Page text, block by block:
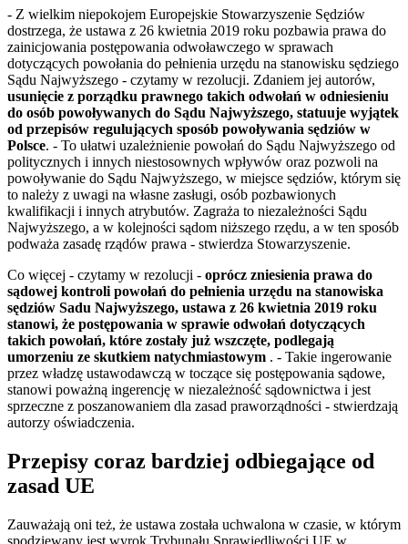
- Z wielkim niepokojem Europejskie Stowarzyszenie Sędziów
dostrzega, że ustawa z 26 kwietnia 2019 roku pozbawia prawa do
zainicjowania postępowania odwoławczego w sprawach
dotyczących powołania do pełnienia urzędu na stanowisku sędziego
Sądu Najwyższego - czytamy w rezolucji. Zdaniem jej autorów,
usunięcie z porządku prawnego takich odwołań w odniesieniu
do osób powoływanych do Sądu Najwyższego, statuuje wyjątek
od przepisów regulujących sposób powoływania sędziów w
Polsce. - To ułatwi uzależnienie powołań do Sądu Najwyższego od
politycznych i innych niestosownych wpływów oraz pozwoli na
powoływanie do Sądu Najwyższego, w miejsce sędziów, którym się
to należy z uwagi na własne zasługi, osób pozbawionych
kwalifikacji i innych atrybutów. Zagraża to niezależności Sądu
Najwyższego, a w kolejności sądom niższego rzędu, a w ten sposób
podważa zasadę rządów prawa - stwierdza Stowarzyszenie.
Co więcej - czytamy w rezolucji - oprócz zniesienia prawa do
sądowej kontroli powołań do pełnienia urzędu na stanowiska
sędziów Sadu Najwyższego, ustawa z 26 kwietnia 2019 roku
stanowi, że postępowania w sprawie odwołań dotyczących
takich powołań, które zostały już wszczęte, podlegają
umorzeniu ze skutkiem natychmiastowym . - Takie ingerowanie
przez władzę ustawodawczą w toczące się postępowania sądowe,
stanowi poważną ingerencję w niezależność sądownictwa i jest
sprzeczne z poszanowaniem dla zasad praworządności - stwierdzają
autorzy oświadczenia.
Przepisy coraz bardziej odbiegające od
zasad UE
Zauważają oni też, że ustawa została uchwalona w czasie, w którym